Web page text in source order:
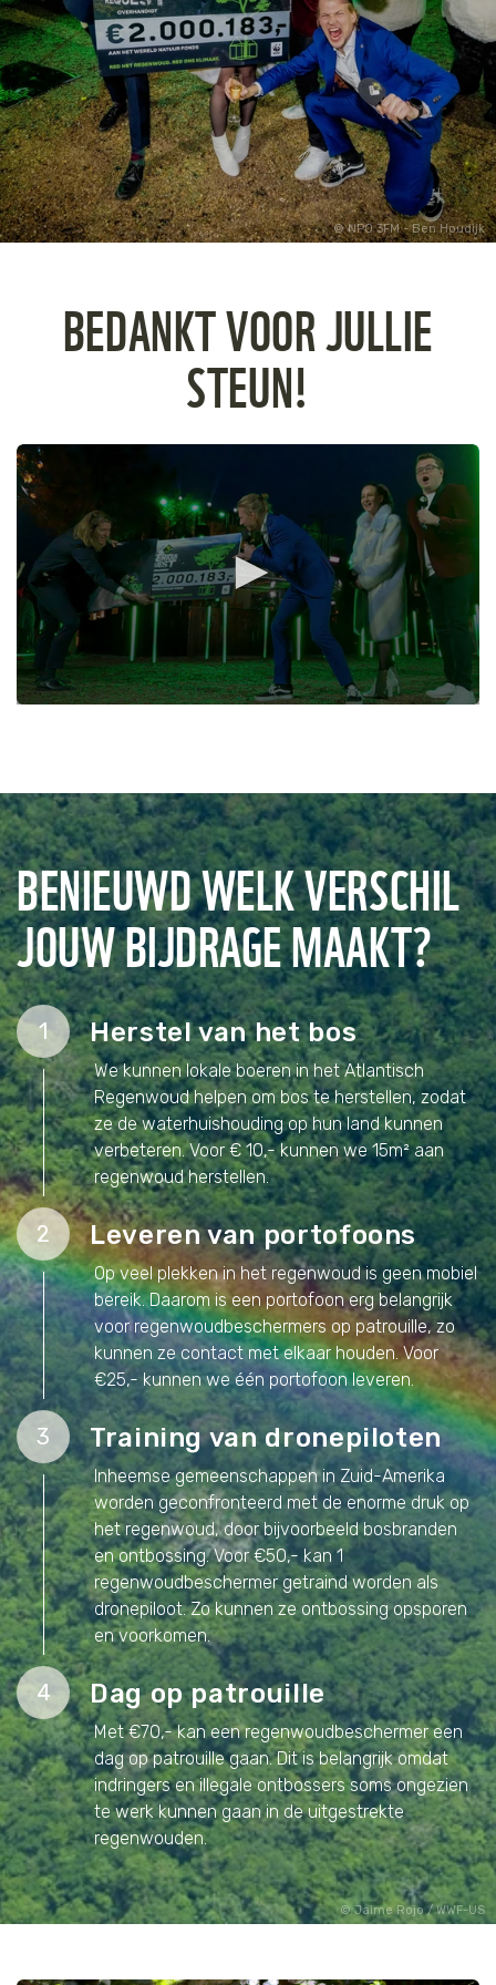
NPO 3FM - Ben Houdijk
BEDANKT VOOR JULLIE
STEUN!
Jaime Rojo / WWF-US
BENIEUWD WELK VERSCHIL
JOUW BIJDRAGE MAAKT?
1 Herstel van het bos
We kunnen lokale boeren in het Atlantisch
Regenwoud helpen om bos te herstellen, zodat
ze de waterhuishouding op hun land kunnen
verbeteren. Voor € 10,- kunnen we 15m² aan
regenwoud herstellen.
2 Leveren van portofoons
Op veel plekken in het regenwoud is geen mobiel
bereik. Daarom is een portofoon erg belangrijk
voor regenwoudbeschermers op patrouille, zo
kunnen ze contact met elkaar houden. Voor
€25,- kunnen we één portofoon leveren.
3 Training van dronepiloten
Inheemse gemeenschappen in Zuid-Amerika
worden geconfronteerd met de enorme druk op
het regenwoud, door bijvoorbeeld bosbranden
en ontbossing. Voor €50,- kan 1
regenwoudbeschermer getraind worden als
dronepiloot. Zo kunnen ze ontbossing opsporen
en voorkomen.
4 Dag op patrouille
Met €70,- kan een regenwoudbeschermer een
dag op patrouille gaan. Dit is belangrijk omdat
indringers en illegale ontbossers soms ongezien
te werk kunnen gaan in de uitgestrekte
regenwouden.
Tijger
Walvis
IJsbeer
Zeeschildpad